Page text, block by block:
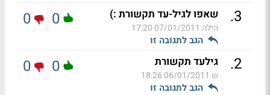
3
. שאפו לגיל-עד תקשורת :)
הילה 07/01/2011 17:20
הגב לתגובה זו
0
0
2
. גילעד תקשורת
ש 06/01/2011 18:26
הגב לתגובה זו
0
0